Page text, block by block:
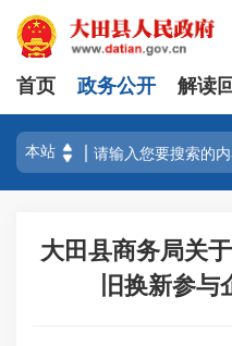
首页 政务公开 解读
大田县商务局关
旧换新参